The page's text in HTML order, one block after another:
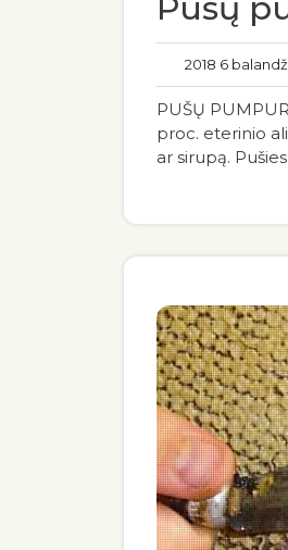
Pušų
2018 6
PUŠŲ
proc. eterinio
ar sirupą.